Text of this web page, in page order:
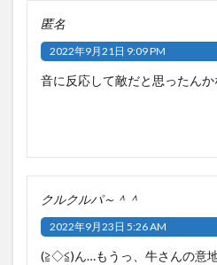
匿名
2022年9月21日 9:09 PM
音に反応して敵だと思ったんか
クルクルパ～＾＾
2022年9月23日 5:26 AM
(≧◇≦)ん…もうっ、牛さんの意